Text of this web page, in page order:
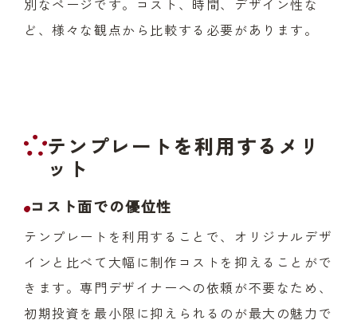
別なページです。コスト、時間、デザイン性な
ど、様々な観点から比較する必要があります。
テンプレートを利用するメリ
ット
コスト面での優位性
テンプレートを利用することで、オリジナルデザ
インと比べて大幅に制作コストを抑えることがで
きます。専門デザイナーへの依頼が不要なため、
初期投資を最小限に抑えられるのが最大の魅力で